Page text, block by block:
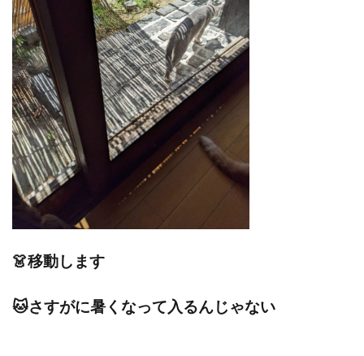
👗移動します
🐱さすがに暑くなって入るんじゃない